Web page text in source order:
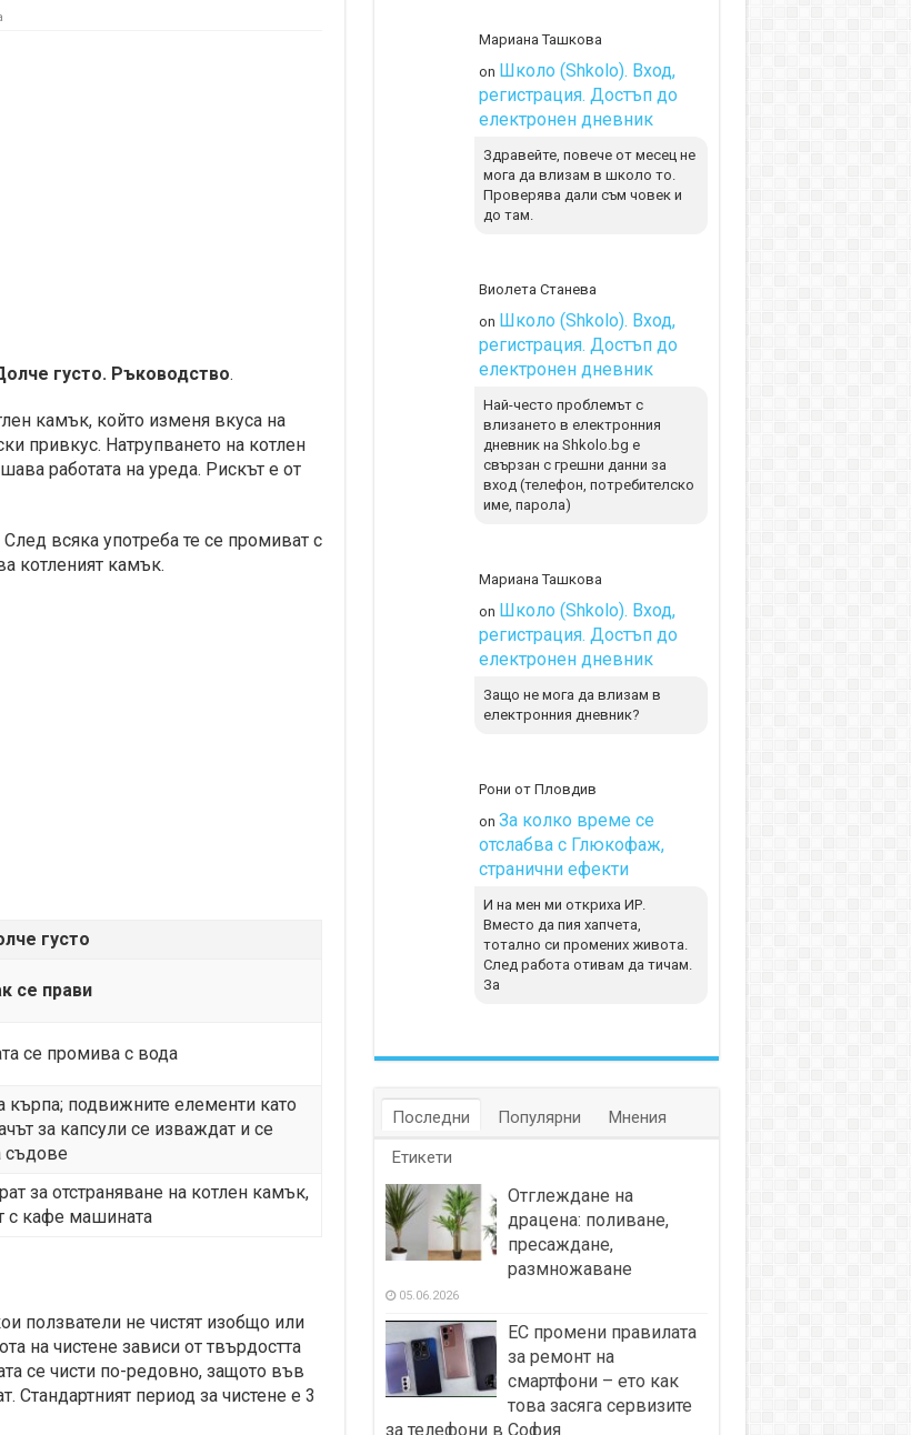
густо. Ръководство.
камък, който изменя вкуса на
привкус. Натрупването на котлен
работата на уреда. Рискът е от
След всяка употреба те се промиват с
котленият камък.
густо
се прави
се промива с вода
подвижните елементи като
за капсули се изваждат и се
съдове
за отстраняване на котлен камък,
с кафе машината
ползватели не чистят изобщо или
на чистене зависи от твърдостта
се чисти по-редовно, защото във
Стандартният период за чистене е 3
Мариана Ташкова
on Школо (Shkolo). Вход,
регистрация. Достъп до
електронен дневник
Здравейте, повече от месец не
мога да влизам в школо то.
Проверява дали съм човек и
до там.
Виолета Станева
on Школо (Shkolo). Вход,
регистрация. Достъп до
електронен дневник
Най-често проблемът с
влизането в електронния
дневник на Shkolo.bg е
свързан с грешни данни за
вход (телефон, потребителско
име, парола)
Мариана Ташкова
on Школо (Shkolo). Вход,
регистрация. Достъп до
електронен дневник
Защо не мога да влизам в
електронния дневник?
Рони от Пловдив
on За колко време се
отслабва с Глюкофаж,
странични ефекти
И на мен ми откриха ИР.
Вместо да пия хапчета,
тотално си промених живота.
След работа отивам да тичам.
За
Последни Популярни
Мнения
Етикети
Отглеждане на
драцена: поливане,
пресаждане,
размножаване
05.06.2026
ЕС промени правилата
за ремонт на
смартфони – ето как
това засяга сервизите
за телефони в София